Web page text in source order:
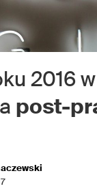
2016
post-